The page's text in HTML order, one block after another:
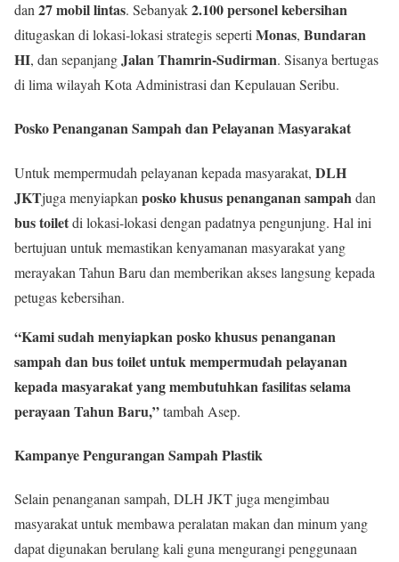
dan 27 mobil lintas. Sebanyak2.100 personel kebersihan
ditugaskan di lokasi-lokasi strategis seperti Monas, Bundaran
HI, dan sepanjangJalan Thamrin-Sudirman. Sisanya bertugas
di lima wilayah Kota Administrasi dan Kepulauan Seribu.
Posko Penanganan Sampah dan Pelayanan Masyarakat
Untuk mempermudah pelayanan kepada masyarakat, DLH
JKTjuga menyiapkan posko khusus penanganan sampahdan
bus toiletdi lokasi-lokasi dengan padatnya pengunjung. Hal ini
bertujuan untuk memastikan kenyamanan masyarakat yang
merayakan Tahun Baru dan memberikan akses langsung kepada
petugas kebersihan.
“Kami sudah menyiapkan posko khusus penanganan
sampah dan bus toilet untuk mempermudah pelayanan
kepada masyarakat yang membutuhkan fasilitas selama
perayaan Tahun Baru,”tambah Asep.
Kampanye Pengurangan Sampah Plastik
Selain penanganan sampah, DLH JKT juga mengimbau
masyarakat untuk membawa peralatan makan dan minum yang
dapat digunakan berulang kali guna mengurangi penggunaan